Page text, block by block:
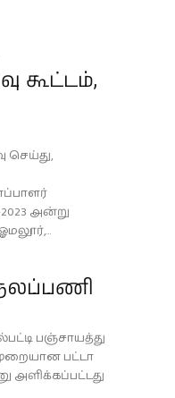
கூட்டம்,
செய்து,
அன்று
பஞ்சாயத்து
பட்டா
அளிக்கப்பட்டது